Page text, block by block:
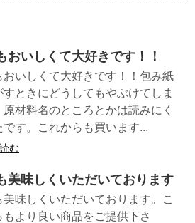
おいしくて大好きです！！
おいしくて大好きです！！包み紙
すときにどうしてもやぶけてしま
原材料名のところとかは読みにく
です。これからも買います...
む
美味しくいただいております
美味しくいただいております。こ
もより良い商品をご提供下さ